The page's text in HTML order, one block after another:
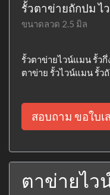
รั้วตาข่ายถักปม ไ
ขนาดลวด 2.5 มิล
รั้วตาข่ายไวน์แมน รั้วกึ่
ตาข่าย รั้วไวน์แมน รั้ว
สอบถาม ขอใบเ
ตาข่ายไว